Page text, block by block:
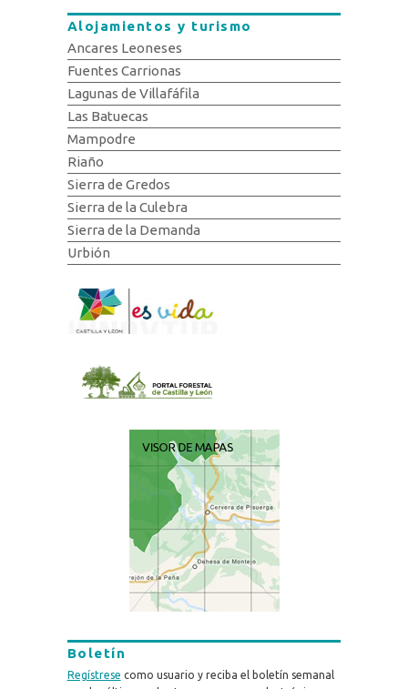
Alojamientos y turismo
Ancares Leoneses
Fuentes Carrionas
Lagunas de Villafáfila
Las Batuecas
Mampodre
Riaño
Sierra de Gredos
Sierra de la Culebra
Sierra de la Demanda
Urbión
Boletín
Regístrese como usuario y reciba el boletín semanal